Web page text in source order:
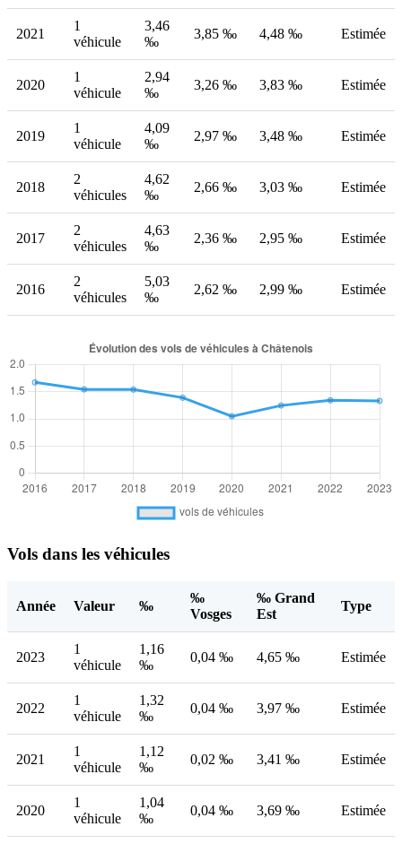
2021
1
véhicule
3,46
‰
3,85 ‰ 4,48 ‰ Estimée
2020
1
véhicule
2,94
‰
3,26 ‰ 3,83 ‰ Estimée
2019
1
véhicule
4,09
‰
2,97 ‰ 3,48 ‰ Estimée
2018
2
véhicules
4,62
‰
2,66 ‰ 3,03 ‰ Estimée
2017
2
véhicules
4,63
‰
2,36 ‰ 2,95 ‰ Estimée
2016
2
véhicules
5,03
‰
2,62 ‰ 2,99 ‰ Estimée
Vols dans les véhicules
Année Valeur ‰
‰
Vosges
‰ Grand
Est
Type
2023
1
véhicule
1,16
‰
0,04 ‰ 4,65 ‰ Estimée
2022
1
véhicule
1,32
‰
0,04 ‰ 3,97 ‰ Estimée
2021
1
véhicule
1,12
‰
0,02 ‰ 3,41 ‰ Estimée
2020
1
véhicule
1,04
‰
0,04 ‰ 3,69 ‰ Estimée